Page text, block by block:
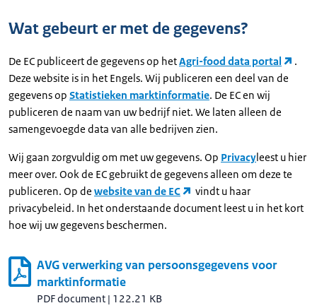
Wat gebeurt er met de gegevens?
De EC publiceert de gegevens op hetAgri-food data portal
.
Deze website is in het Engels. Wij publiceren een deel van de
gegevens op Statistieken marktinformatie. De EC en wij
publiceren de naam van uw bedrijf niet. We laten alleen de
samengevoegde data van alle bedrijven zien.
Wij gaan zorgvuldig om met uw gegevens. Op Privacyleest u hier
meer over. Ook de EC gebruikt de gegevens alleen om deze te
publiceren. Op de website van de EC
vindt u haar
privacybeleid. In het onderstaande document leest u in het kort
hoe wij uw gegevens beschermen.
AVG verwerking van persoonsgegevens voor
marktinformatie
PDF document | 122.21 KB